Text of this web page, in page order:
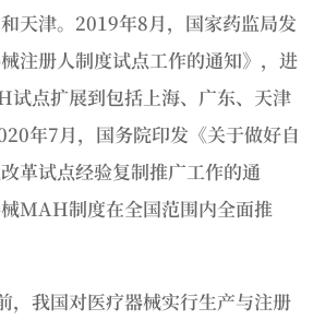
天津。2019年8月，国家药监局发
注册人制度试点工作的通知》，进
试点扩展到包括上海、广东、天津
年7月，国务院印发《关于做好自
革试点经验复制推广工作的通
MAH制度在全国范围内全面推
我国对医疗器械实行生产与注册